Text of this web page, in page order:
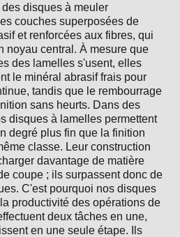
disques à meuler
couches superposées de
et renforcées aux fibres, qui
noyau central. À mesure que
des lamelles s'usent, elles
le minéral abrasif frais pour
tandis que le rembourrage
sans heurts. Dans des
disques à lamelles permettent
degré plus fin que la finition
classe. Leur construction
davantage de matière
coupe ; ils surpassent donc de
C'est pourquoi nos disques
productivité des opérations de
deux tâches en une,
en une seule étape. Ils